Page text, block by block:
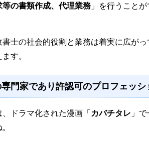
等の書類作成、代理業務 」を行うこと
士の社会的役割と業務は着実に広が
す。
専門家であり許認可のプロフェッシ
ドラマ化された漫画「カバチタレ 」